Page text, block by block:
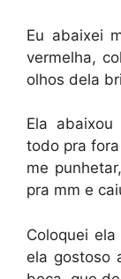
Eu abaixei
vermelha,
olhos dela
Ela
todo pra
me
pra mm e
Coloquei
ela gostoso